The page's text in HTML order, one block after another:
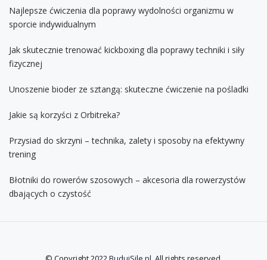
Najlepsze ćwiczenia dla poprawy wydolności organizmu w
sporcie indywidualnym
Jak skutecznie trenować kickboxing dla poprawy techniki i siły
fizycznej
Unoszenie bioder ze sztangą: skuteczne ćwiczenie na pośladki
Jakie są korzyści z Orbitreka?
Przysiad do skrzyni – technika, zalety i sposoby na efektywny
trening
Błotniki do rowerów szosowych – akcesoria dla rowerzystów
dbających o czystość